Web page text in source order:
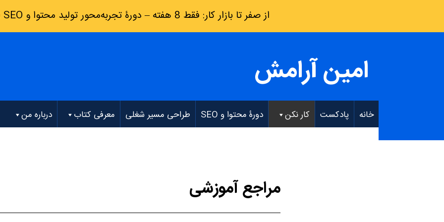
از صفر تا بازار کار: فقط 8 هفته – دورۀ تجربه‌محور تولید محتوا و SEO
امین آرامش
خانه پادکست کار نکن دورۀ محتوا و SEO طراحی مسیر شغلی معرفی کتاب درباره من
مراجع آموزشی